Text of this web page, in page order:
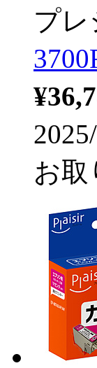
プレ
お取